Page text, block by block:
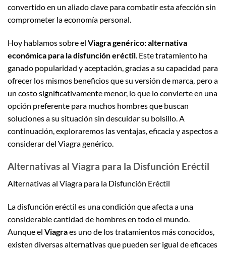
convertido en un aliado clave para combatir esta afección sin
comprometer la economía personal.
Hoy hablamos sobre el Viagra genérico: alternativa
económica para la disfunción eréctil . Este tratamiento ha
ganado popularidad y aceptación, gracias a su capacidad para
ofrecer los mismos beneficios que su versión de marca, pero a
un costo significativamente menor, lo que lo convierte en una
opción preferente para muchos hombres que buscan
soluciones a su situación sin descuidar su bolsillo. A
continuación, exploraremos las ventajas, eficacia y aspectos a
considerar del Viagra genérico.
Alternativas al Viagra para la Disfunción Eréctil
Alternativas al Viagra para la Disfunción Eréctil
La disfunción eréctil es una condición que afecta a una
considerable cantidad de hombres en todo el mundo.
Aunque el Viagraes uno de los tratamientos más conocidos,
existen diversas alternativas que pueden ser igual de eficaces